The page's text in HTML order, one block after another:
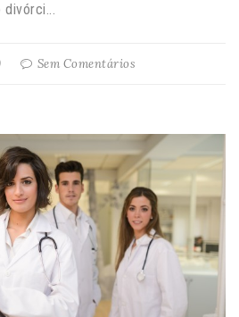
divórci...
Sem Comentários